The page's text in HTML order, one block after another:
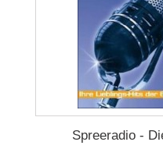
Spreeradio -